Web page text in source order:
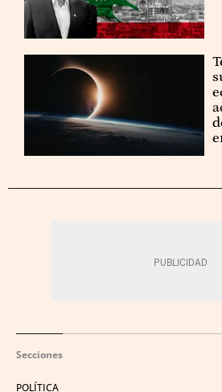
Secciones
POLÍTICA